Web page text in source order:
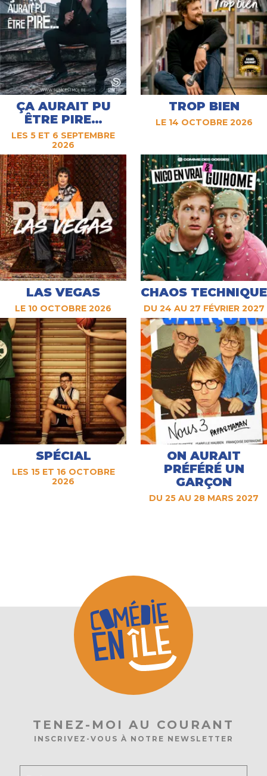
ÇA AURAIT PU
ÊTRE PIRE…
LES 5 ET 6 SEPTEMBRE
2026
TROP BIEN
LE 14 OCTOBRE 2026
LAS VEGAS
LE 10 OCTOBRE 2026
CHAOS TECHNIQUE
DU 24 AU 27 FÉVRIER 2027
SPÉCIAL
LES 15 ET 16 OCTOBRE
2026
ON AURAIT
PRÉFÉRÉ UN
GARÇON
DU 25 AU 28 MARS 2027
TENEZ-MOI AU COURANT
INSCRIVEZ-VOUS À NOTRE NEWSLETTER